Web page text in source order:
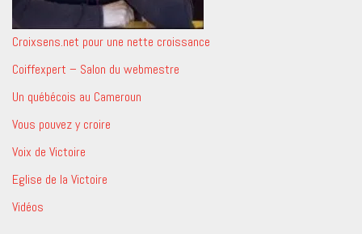
Croixsens.net pour une nette croissance
Coiffexpert – Salon du webmestre
Un québécois au Cameroun
Vous pouvez y croire
Voix de Victoire
Eglise de la Victoire
Vidéos